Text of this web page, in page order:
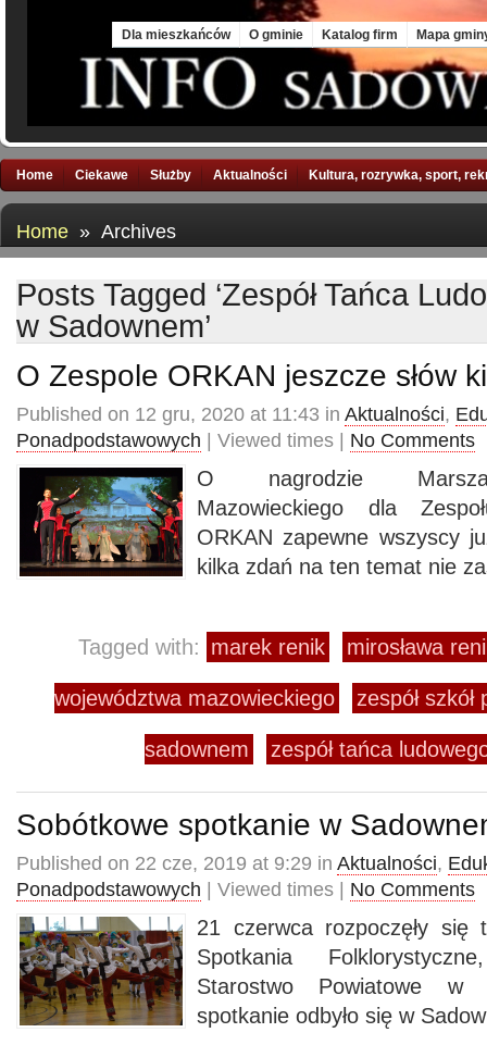
Dla mieszkańców O gminie Katalog firm Mapa
Home Ciekawe Służby Aktualności Kultura, rozrywka, sport,
Home » Archives
Posts Tagged ‘Zespół Tańca
w Sadownem’
O Zespole ORKAN jeszcze słów
Published on 12 gru, 2020 at 11:43 in Aktualności,
Ponadpodstawowych | Viewed times | No Comments
O nagrodzie
Mazowieckiego dla
ORKAN zapewne wszyscy
kilka zdań na ten temat nie
Tagged with: marek renik mirosława
województwa mazowieckiego zespół
sadownem zespół tańca
Sobótkowe spotkanie w
Published on 22 cze, 2019 at 9:29 in Aktualności,
Ponadpodstawowych | Viewed times | No Comments
21 czerwca rozpoczęły się
Spotkania
Starostwo Powiatowe w
spotkanie odbyło się w